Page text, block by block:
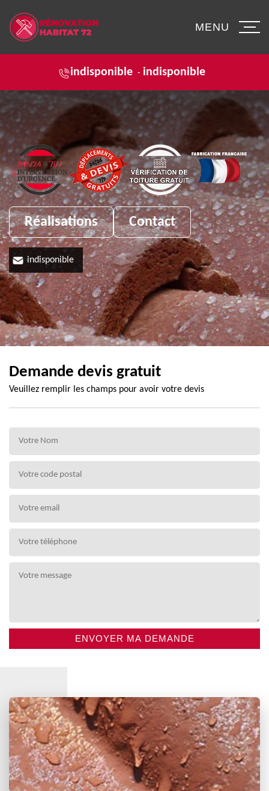
indisponible - indisponible
MENU
Réalisations Contact
indisponible
Demande devis gratuit
Veuillez remplir les champs pour avoir votre devis